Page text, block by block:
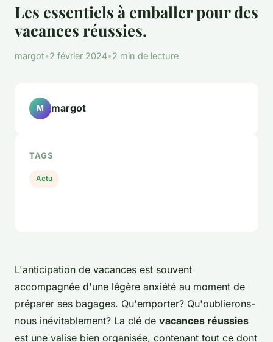
Les essentiels à emballer pour des
vacances réussies.
margot•2 février 2024•2 min de lecture
L'anticipation de vacances est souvent
accompagnée d'une légère anxiété au moment de
préparer ses bagages. Qu'emporter? Qu'oublierons-
nous inévitablement? La clé de vacances réussies
est une valise bien organisée, contenant tout ce dont
M margot
TAGS
Actu